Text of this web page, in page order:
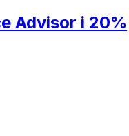
Advisor i 20%